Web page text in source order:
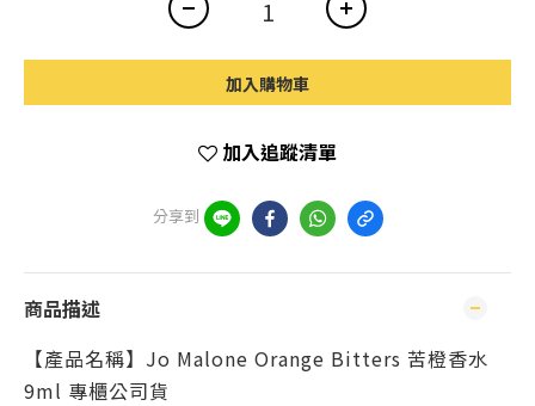
加入購物車
加入追蹤清單
分享到
商品描述
【產品名稱】Jo Malone Orange Bitters 苦橙香水
9ml 專櫃公司貨